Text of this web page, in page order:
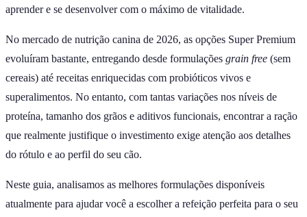
aprender e se desenvolver com o máximo de vitalidade.
No mercado de nutrição canina de 2026, as opções Super Premium
evoluíram bastante, entregando desde formulações grain free (sem
cereais) até receitas enriquecidas com probióticos vivos e
superalimentos. No entanto, com tantas variações nos níveis de
proteína, tamanho dos grãos e aditivos funcionais, encontrar a ração
que realmente justifique o investimento exige atenção aos detalhes
do rótulo e ao perfil do seu cão.
Neste guia, analisamos as melhores formulações disponíveis
atualmente para ajudar você a escolher a refeição perfeita para o seu